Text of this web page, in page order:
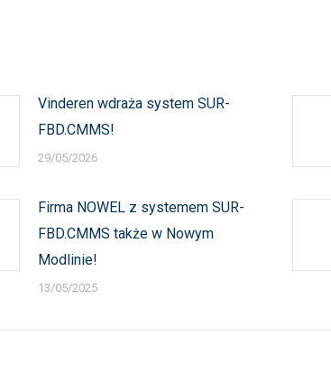
Vinderen wdraża system SUR-
FBD.CMMS!
29/05/2026
Firma NOWEL z systemem SUR-
FBD.CMMS także w Nowym
Modlinie!
13/05/2025